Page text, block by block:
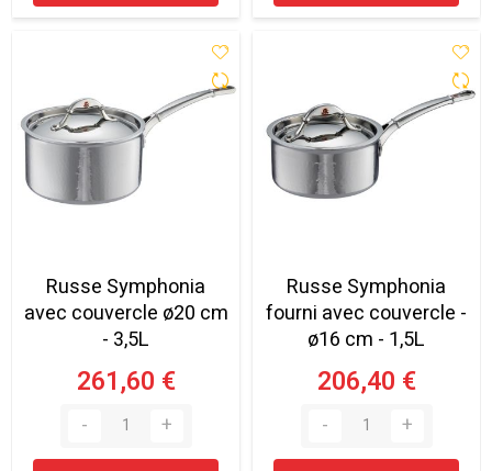
Russe Symphonia
avec couvercle ø20 cm
- 3,5L
261,60 €
Russe Symphonia
fourni avec couvercle -
ø16 cm - 1,5L
206,40 €